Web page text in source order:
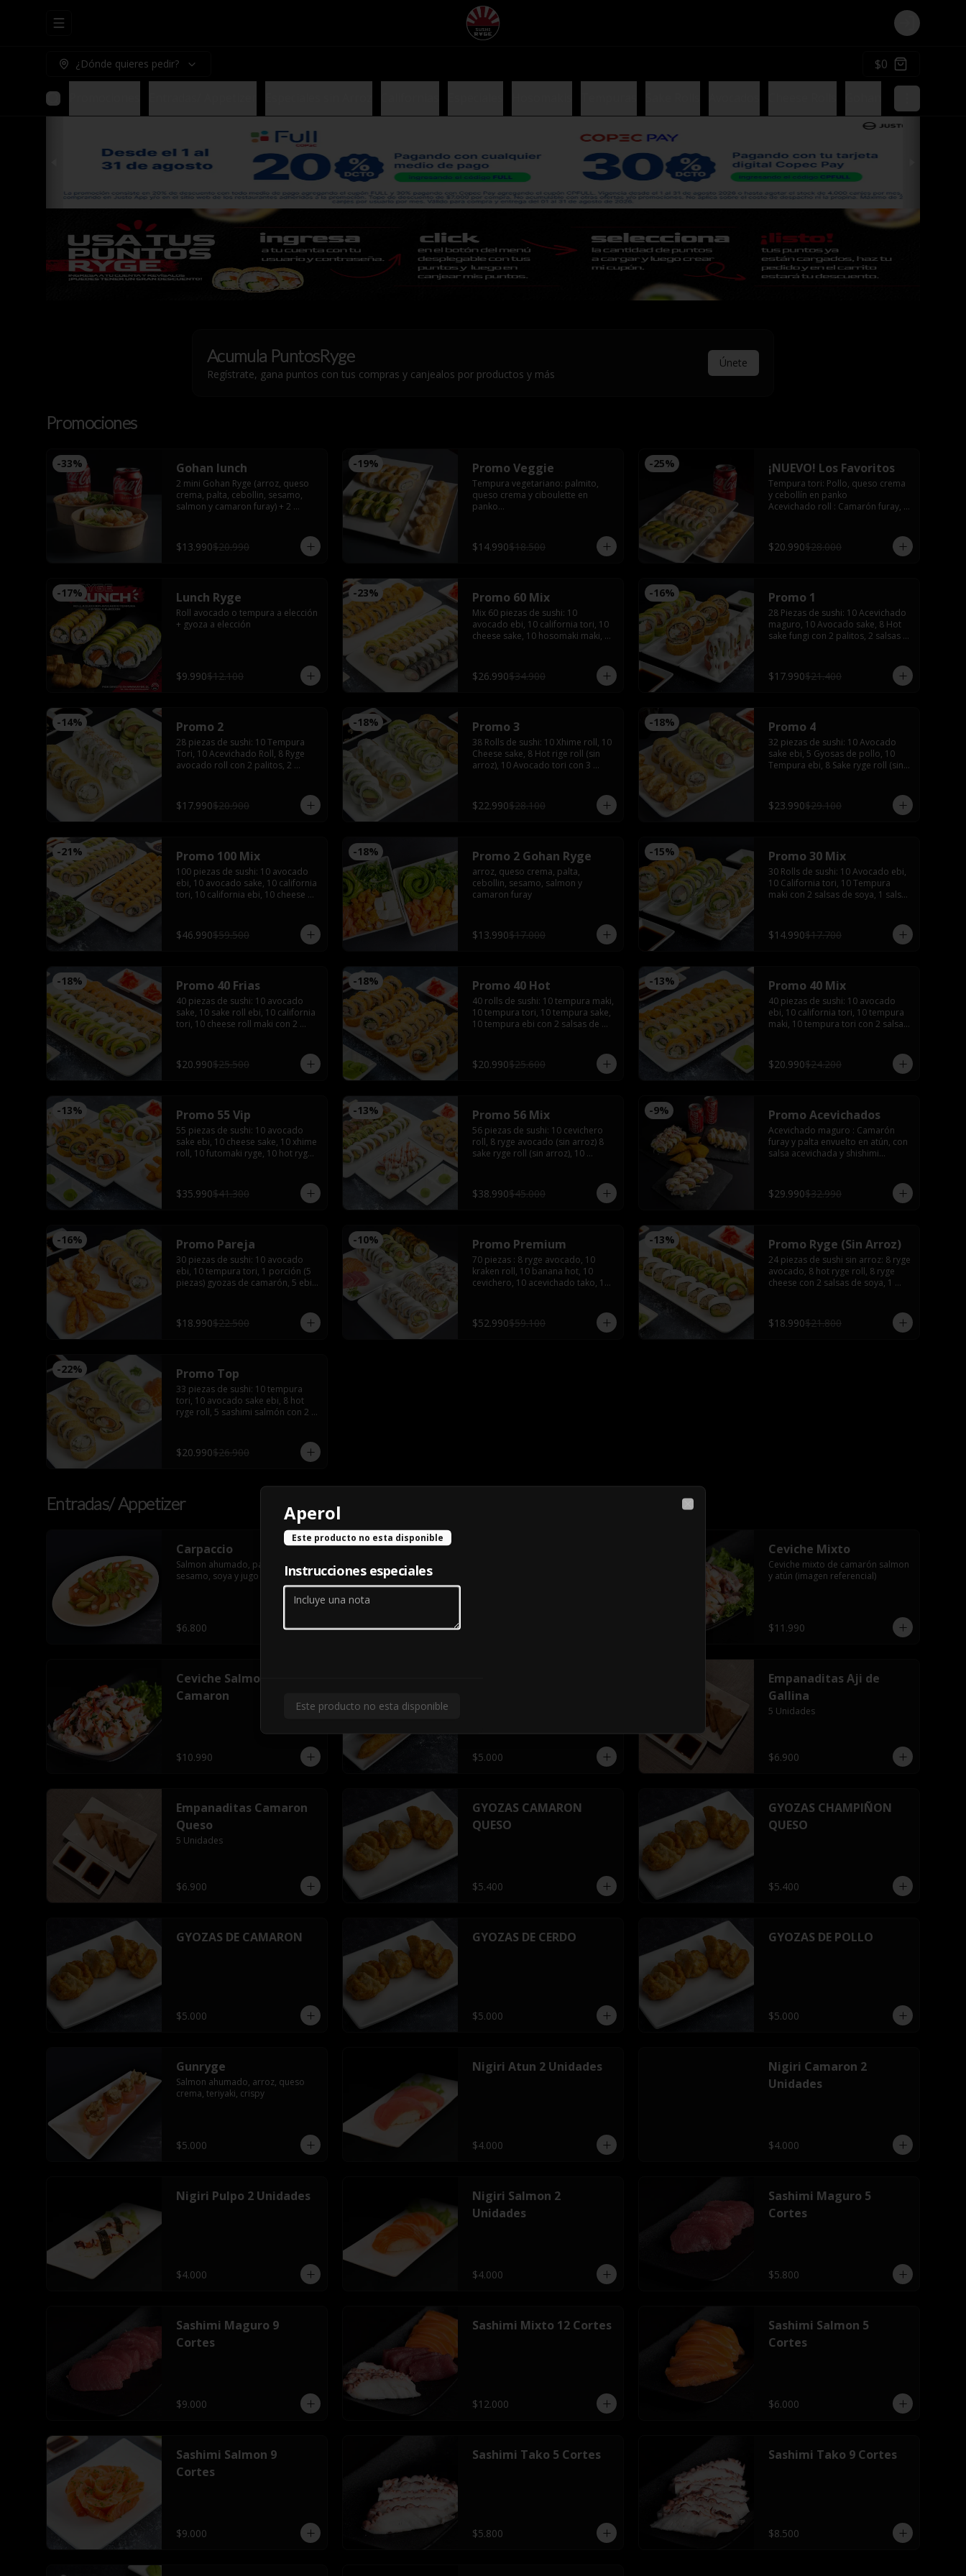
Abrir menu de navegación Login
¿Dónde quieres pedir? $0
Acumula PuntosRyge
Regístrate, gana puntos con tus compras y canjealos por productos y más
Únete
Promociones
-33% Gohan lunch
2 mini Gohan Ryge (arroz, queso
crema, palta, cebollin, sesamo,
salmon y camaron furay) + 2
$13.990$20.990
-19% Promo Veggie
Tempura vegetariano: palmito,
queso crema y ciboulette en
panko
palta sin arroz
Gyozas de champiñón queso
$14.990$18.500
-25% ¡NUEVO! Los Favoritos
Tempura tori: Pollo, queso crema
y cebollín en panko
Acevichado roll : Camarón furay,
Avocado sake : Salmón, queso
crema y ciboulette envuelto en
$20.990$28.000
-17% Lunch Ryge
Roll avocado o tempura a elección
+ gyoza a elección
$9.990$12.100
-23% Promo 60 Mix
Mix 60 piezas de sushi: 10
avocado ebi, 10 california tori, 10
cheese sake, 10 hosomaki maki, 10
jengibre, wasabi, 4 palitos
$26.990$34.900
-16% Promo 1
28 Piezas de sushi: 10 Acevichado
maguro, 10 Avocado sake, 8 Hot
sake fungi con 2 palitos, 2 salsas
$17.990$21.400
-14% Promo 2
28 piezas de sushi: 10 Tempura
Tori, 10 Acevichado Roll, 8 Ryge
avocado roll con 2 palitos, 2
$17.990$20.900
-18% Promo 3
38 Rolls de sushi: 10 Xhime roll, 10
Cheese sake, 8 Hot rige roll (sin
arroz), 10 Avocado tori con 3
$22.990$28.100
-18% Promo 4
32 piezas de sushi: 10 Avocado
sake ebi, 5 Gyosas de pollo, 10
Tempura ebi, 8 Sake ryge roll (sin
bebida de 1.5 Litros
$23.990$29.100
-21% Promo 100 Mix
100 piezas de sushi: 10 avocado
ebi, 10 avocado sake, 10 california
tori, 10 california ebi, 10 cheese
tempura ebi con 5 palitos, 6 salsas
de soya, 4 salsas teriyaki,2 wasabi
$46.990$59.500
-18% Promo 2 Gohan Ryge
arroz, queso crema, palta,
cebollin, sesamo, salmon y
camaron furay
$13.990$17.000
-15% Promo 30 Mix
30 Rolls de sushi: 10 Avocado ebi,
10 California tori, 10 Tempura
maki con 2 salsas de soya, 1 salsa
$14.990$17.700
-18% Promo 40 Frias
40 piezas de sushi: 10 avocado
sake, 10 sake roll ebi, 10 california
tori, 10 cheese roll maki con 2
$20.990$25.500
-18% Promo 40 Hot
40 rolls de sushi: 10 tempura maki,
10 tempura tori, 10 tempura sake,
10 tempura ebi con 2 salsas de
$20.990$25.600
-13% Promo 40 Mix
40 piezas de sushi: 10 avocado
ebi, 10 california tori, 10 tempura
maki, 10 tempura tori con 2 salsas
$20.990$24.200
-13% Promo 55 Vip
55 piezas de sushi: 10 avocado
sake ebi, 10 cheese sake, 10 xhime
roll, 10 futomaki ryge, 10 hot ryge
palitos, wasabi y jengibre
$35.990$41.300
-13% Promo 56 Mix
56 piezas de sushi: 10 cevichero
roll, 8 ryge avocado (sin arroz) 8
sake ryge roll (sin arroz), 10
salsas de soya, 2 salsas teriyaki,
wasabi y jengibre
$38.990$45.000
-9% Promo Acevichados
Acevichado maguro : Camarón
furay y palta envuelto en atún, con
salsa acevichada y shishimi
y salmón con salsa acevichada.
Acevichado tako: Pulpo furay,
2 latas de bebida (coca, sprite o
fanta)
$29.990$32.990
-16% Promo Pareja
30 piezas de sushi: 10 avocado
ebi, 10 tempura tori, 1 porción (5
piezas) gyozas de camarón, 5 ebi
$18.990$22.500
-10% Promo Premium
70 piezas : 8 ryge avocado, 10
kraken roll, 10 banana hot, 10
cevichero, 10 acevichado tako, 10
con 5 salsas de soya, 3 salsas
teriyaki 5 palitos, 2 wasabi y 2
$52.990$59.100
-13% Promo Ryge (Sin Arroz)
24 piezas de sushi sin arroz: 8 ryge
avocado, 8 hot ryge roll, 8 ryge
cheese con 2 salsas de soya, 1
$18.990$21.800
-22% Promo Top
33 piezas de sushi: 10 tempura
tori, 10 avocado sake ebi, 8 hot
ryge roll, 5 sashimi salmón con 2
$20.990$26.900
Entradas/ Appetizer
Carpaccio
Salmon ahumado, palta, aceite de
sesamo, soya y jugo de limon
$6.800
Ceviche Mixto
Ceviche mixto de camarón salmon
y atún (imagen referencial)
$11.990
Ceviche Salmon
Camaron
$10.990 $5.000
Empanaditas Aji de
Gallina
5 Unidades
$6.900
Empanaditas Camaron
Queso
5 Unidades
$6.900
GYOZAS CAMARON
QUESO
$5.400
GYOZAS CHAMPIÑON
QUESO
$5.400
GYOZAS DE CAMARON
$5.000
GYOZAS DE CERDO
$5.000
GYOZAS DE POLLO
$5.000
Gunryge
Salmon ahumado, arroz, queso
crema, teriyaki, crispy
$5.000
Nigiri Atun 2 Unidades
$4.000
Nigiri Camaron 2
Unidades
$4.000
Nigiri Pulpo 2 Unidades
$4.000
Nigiri Salmon 2
Unidades
$4.000
Sashimi Maguro 5
Cortes
$5.800
Sashimi Maguro 9
Cortes
$9.000
Sashimi Mixto 12 Cortes
$12.000
Sashimi Salmon 5
Cortes
$6.000
Sashimi Salmon 9
Cortes
$9.000
Sashimi Tako 5 Cortes
$5.800
Sashimi Tako 9 Cortes
$8.500
Aperol
Este producto no esta disponible
Instrucciones especiales
Este producto no esta disponible